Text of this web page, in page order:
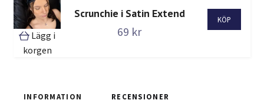
Lägg i
korgen
Scrunchie i Satin Extend
69 kr
INFORMATION RECENSIONER